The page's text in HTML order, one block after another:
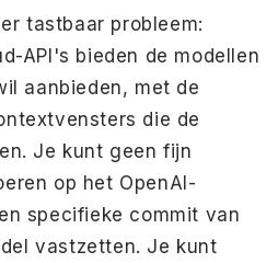
tastbaar probleem:
API's bieden de modellen
aanbieden, met de
die de
Je kunt geen fijn
op het OpenAI-
specifieke commit van
vastzetten. Je kunt